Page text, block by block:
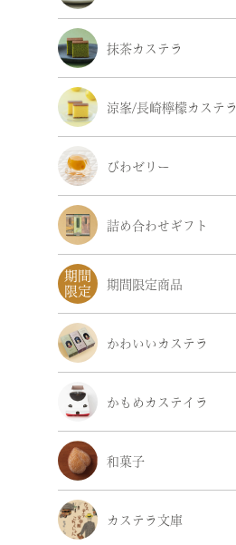
抹茶カステラ
涼峯/長崎檸檬カステラ
びわゼリー
詰め合わせギフト
期間限定商品
かわいいカステラ
かもめカステイラ
和菓子
カステラ文庫